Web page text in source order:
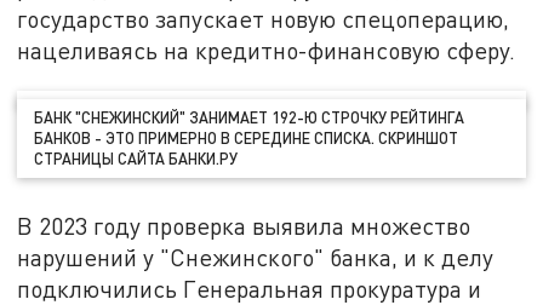
государство запускает новую спецоперацию,
нацеливаясь на кредитно-финансовую сферу.
БАНК "СНЕЖИНСКИЙ" ЗАНИМАЕТ 192-Ю СТРОЧКУ РЕЙТИНГА
БАНКОВ - ЭТО ПРИМЕРНО В СЕРЕДИНЕ СПИСКА. СКРИНШОТ
СТРАНИЦЫ САЙТА БАНКИ.РУ
В 2023 году проверка выявила множество
нарушений у "Снежинского" банка, и к делу
подключились Генеральная прокуратура и